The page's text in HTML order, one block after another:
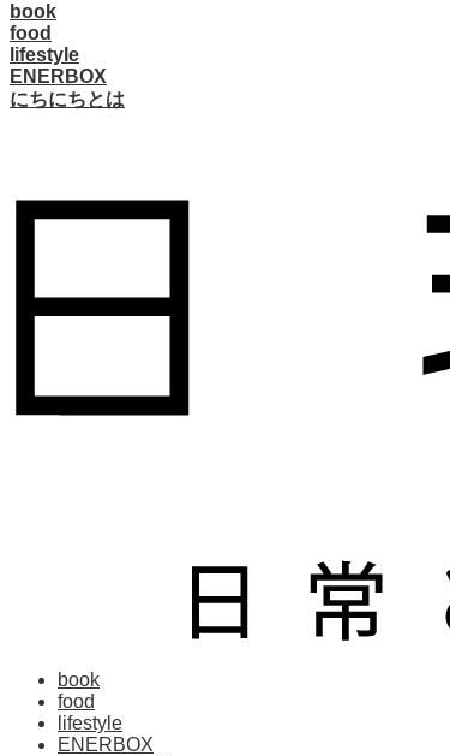
book
food
lifestyle
ENERBOX
にちにちとは
book
food
lifestyle
ENERBOX